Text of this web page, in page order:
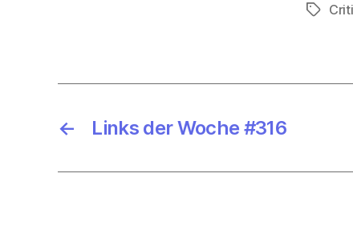
← Links der Woche #316